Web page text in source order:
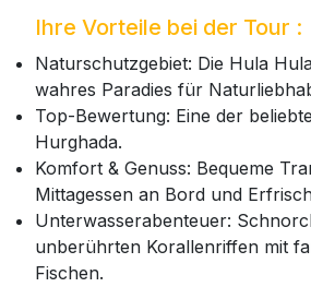
Ihre Vorteile bei der Tour :
Naturschutzgebiet: Die Hula
wahres Paradies für
Top-Bewertung: Eine der
Hurghada.
Komfort & Genuss: Bequeme
Mittagessen an Bord und
Unterwasserabenteuer:
unberührten Korallenriffen mit
Fischen.